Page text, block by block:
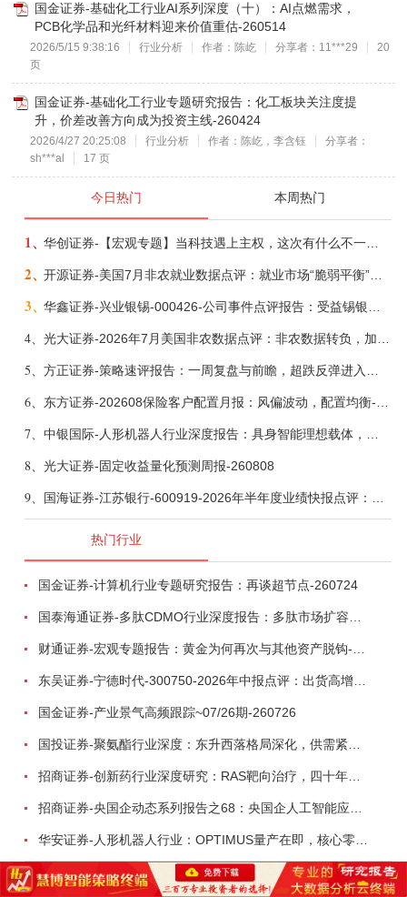
国金证券-基础化工行业AI系列深度（十）：AI点燃需求，
PCB化学品和光纤材料迎来价值重估-260514
2026/5/15 9:38:16 行业分析 作者：陈屹 分享者：11***29
20
页
国金证券-基础化工行业专题研究报告：化工板块关注度提
升，价差改善方向成为投资主线-260424
2026/4/27 20:25:08 行业分析 作者：陈屹，李含钰
分享者：
sh***al
17 页
今日热门 本周热门
1、 华创证券-【宏观专题】当科技遇上主权，这次有什么不一样？——海外科技思辨系列五-260808
2、 开源证券-美国7月非农就业数据点评：就业市场“脆弱平衡”，美联储加息动力并不高-260808
3、
4、
5、
6、
7、
8、 光大证券-固定收益量化预测周报-260808
9、
热门行业
国金证券-计算机行业专题研究报告：再谈超节点-260724
东吴证券-宁德时代-300750-2026年中报点评：出货高增业绩稳健，回购彰显龙头信心-260726
国金证券-产业景气高频跟踪~07/26期-260726
招商证券-创新药行业深度研究：RAS靶向治疗，四十年不可成药的终结，与终结之后的治疗格局演化-260805